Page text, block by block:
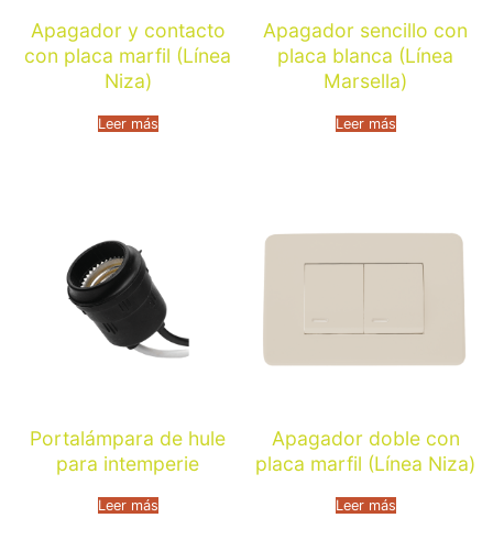
Apagador y contacto
con placa marfil (Línea
Niza)
Leer más
Apagador sencillo con
placa blanca (Línea
Marsella)
Leer más
Portalámpara de hule
para intemperie
Leer más
Apagador doble con
placa marfil (Línea Niza)
Leer más